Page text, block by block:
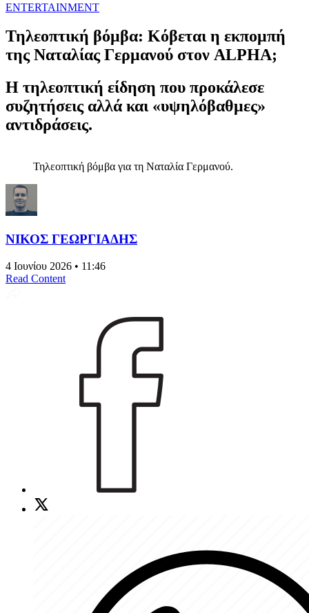
ENTERTAINMENT
Τηλεοπτική βόμβα: Κόβεται η εκπομπή
της Ναταλίας Γερμανού στον ALPHA;
Η τηλεοπτική είδηση που προκάλεσε
συζητήσεις αλλά και «υψηλόβαθμες»
αντιδράσεις.
Τηλεοπτική βόμβα για τη Ναταλία Γερμανού.
ΝΙΚΟΣ ΓΕΩΡΓΙΑΔΗΣ
4 Ιουνίου 2026 • 11:46
Read Content